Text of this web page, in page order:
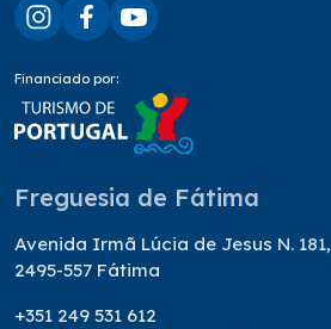
Financiado por:
Freguesia de Fátima
Avenida Irmã Lúcia de Jesus N. 181,
2495-557 Fátima
+351 249 531 612